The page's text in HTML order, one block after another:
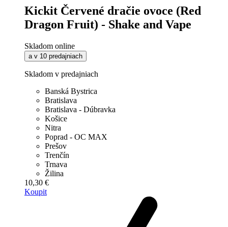
Kickit Červené dračie ovoce (Red
Dragon Fruit) - Shake and Vape
Skladom online
a v 10 predajniach
Skladom v predajniach
Banská Bystrica
Bratislava
Bratislava - Dúbravka
Košice
Nitra
Poprad - OC MAX
Prešov
Trenčín
Trnava
Žilina
10,30 €
Koupit